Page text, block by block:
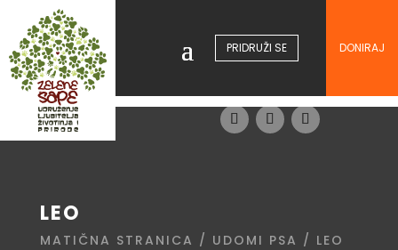
PRIDRUŽI SE DONIRAJ
LEO
MATIČNA STRANICA / UDOMI PSA / LEO